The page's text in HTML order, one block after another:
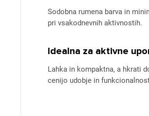
Sodobna rumena barva in
pri vsakodnevnih aktivnostih.
Idealna za aktivne
Lahka in kompaktna, a hkrati
cenijo udobje in